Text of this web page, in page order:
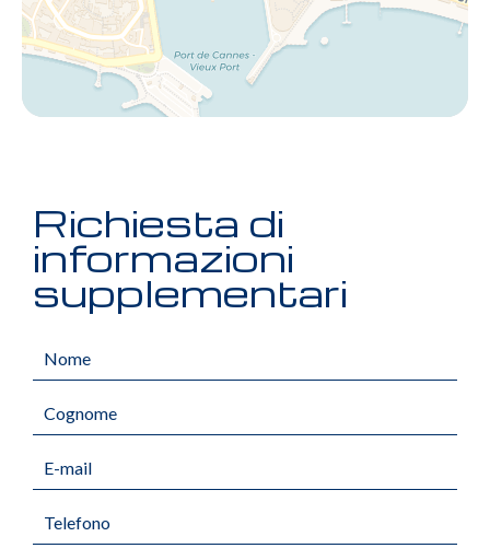
Richiesta di
informazioni
supplementari